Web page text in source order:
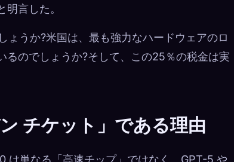
言した。
うか?米国は、最も強力なハードウェアのロ
るのでしょうか?そして、この25％の税金は実
チケット」である理由
単なる「高速チップ」ではなく、GPT-5 や